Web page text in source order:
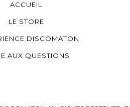
ACCUEIL
LE STORE
DISCOMATON
AUX QUESTIONS